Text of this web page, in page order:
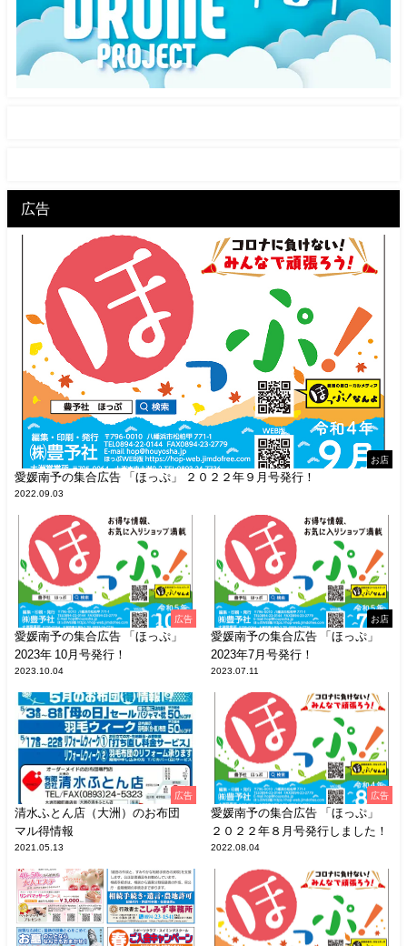
広告
お店
愛媛南予の集合広告 「ほっぷ」 ２０２２年９月号発行！
2022.09.03
広告
愛媛南予の集合広告 「ほっぷ」
2023年 10月号発行！
2023.10.04
お店
愛媛南予の集合広告 「ほっぷ」
2023年7月号発行！
2023.07.11
広告
清水ふとん店（大洲）のお布団
マル得情報
2021.05.13
広告
愛媛南予の集合広告 「ほっぷ」
２０２２年８月号発行しました！
2022.08.04